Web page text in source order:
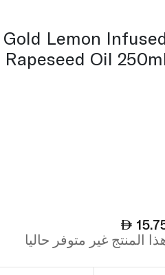
Lemon
Rapeseed Oil
المنتج غير متوفر حاليا